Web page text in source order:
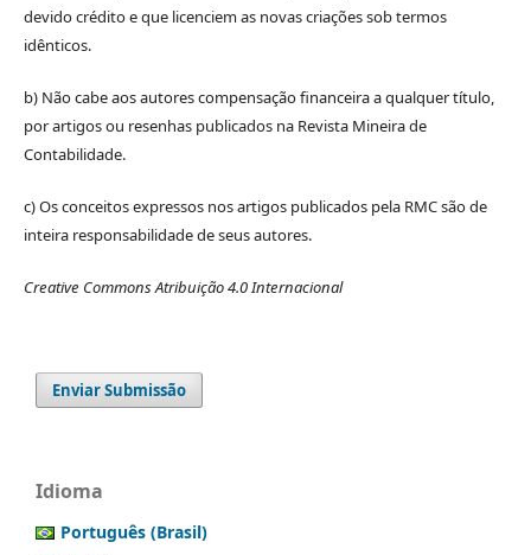
devido crédito e que licenciem as novas criações sob termos
idênticos.
b) Não cabe aos autores compensação financeira a qualquer título,
por artigos ou resenhas publicados na Revista Mineira de
Contabilidade.
c) Os conceitos expressos nos artigos publicados pela RMC são de
inteira responsabilidade de seus autores.
Creative Commons Atribuição 4.0 Internacional
Enviar Submissão
Idioma
Português (Brasil)